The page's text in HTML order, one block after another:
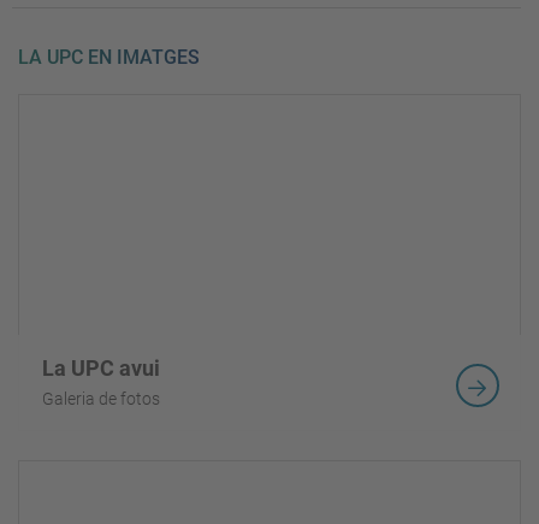
LA UPC EN IMATGES
La UPC avui
Galeria de fotos